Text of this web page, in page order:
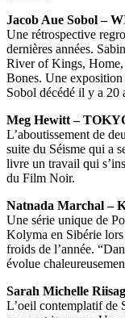
Jacob Aue Sobol –
Une rétrospective
dernières années.
River of Kings,
Bones. Une exposition
Sobol décédé il y a 20
Meg Hewitt –
L’aboutissement de
suite du Séisme qui a
livre un travail qui
du Film Noir.
Natnada Marchal –
Une série unique de
Kolyma en Sibérie
froids de l’année.
évolue
Sarah Michelle
L’oeil contemplatif de